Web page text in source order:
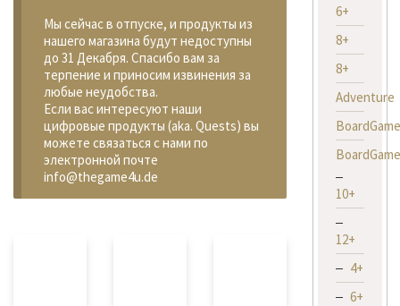
Мы сейчас в отпуске, и продукты из
нашего магазина будут недоступны
до 31 Декабря. Спасибо вам за
терпение и приносим извинения за
любые неудобства.
Если вас интересуют наши
цифровые продукты (aka. Quests) вы
можете связаться с нами по
электронной почте
info@thegame4u.de
6+
8+
8+
Adventure
10+
12+
4+
6+